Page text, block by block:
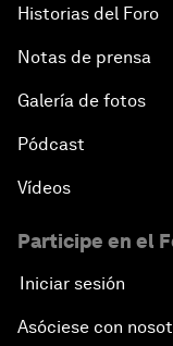
Historias del Foro
Notas de prensa
Galería de fotos
Pódcast
Vídeos
Participe en el
Iniciar sesión
Asóciese con